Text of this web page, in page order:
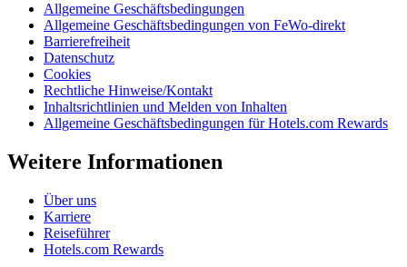
Allgemeine Geschäftsbedingungen
Allgemeine Geschäftsbedingungen von FeWo-direkt
Barrierefreiheit
Datenschutz
Cookies
Rechtliche Hinweise/Kontakt
Inhaltsrichtlinien und Melden von Inhalten
Allgemeine Geschäftsbedingungen für Hotels.com Rewards
Weitere Informationen
Über uns
Karriere
Reiseführer
Hotels.com Rewards